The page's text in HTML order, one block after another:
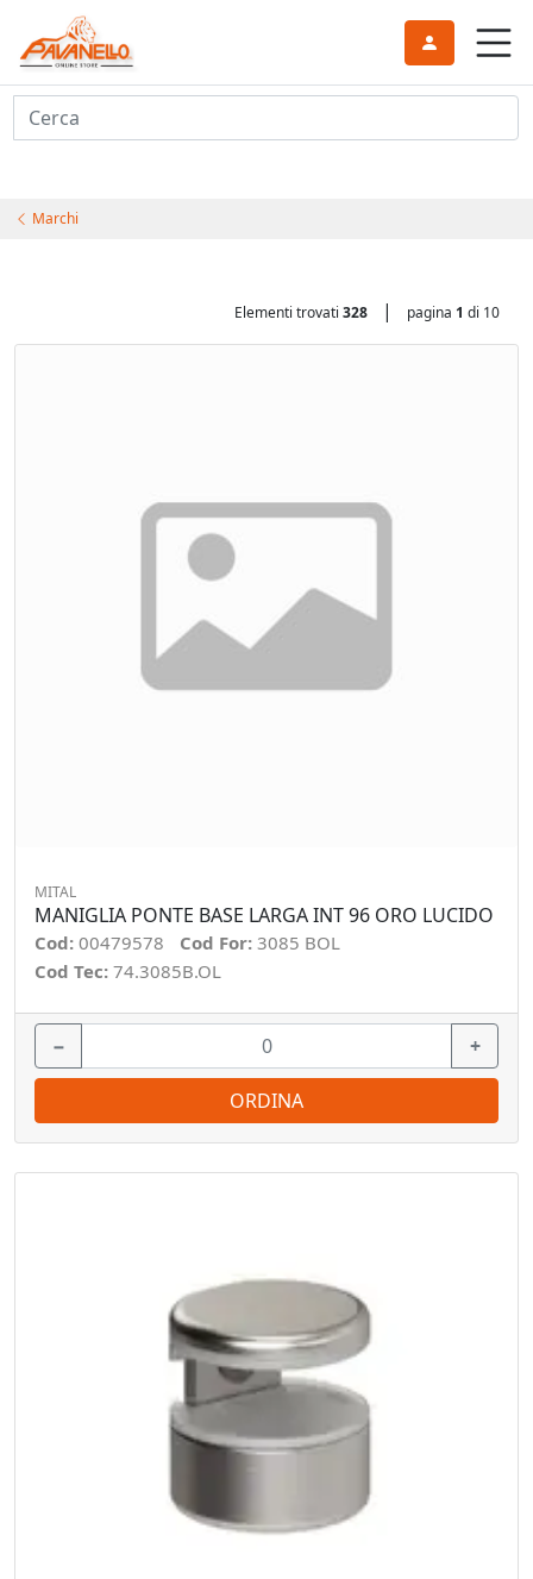
Cerca
Marchi
Elementi trovati 328 | pagina 1 di 10
MITAL
MANIGLIA PONTE BASE LARGA INT 96 ORO LUCIDO
Cod: 00479578 Cod For: 3085 BOL
Cod Tec: 74.3085B.OL
− +
ORDINA